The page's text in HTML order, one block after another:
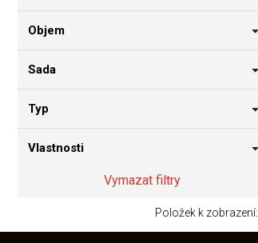
Objem
Sada
Typ
Vlastnosti
Vymazat filtry
Položek k zobrazení: